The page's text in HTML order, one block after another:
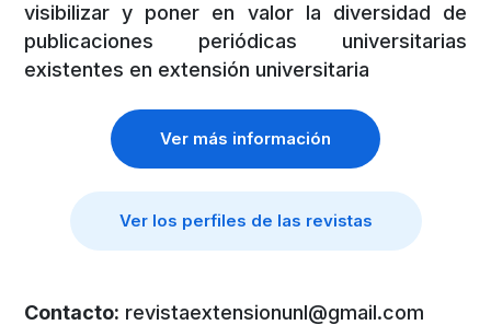
visibilizar y poner en valor la diversidad de
publicaciones periódicas universitarias
existentes en extensión universitaria
Ver más información
Ver los perfiles de las revistas
Contacto: revistaextensionunl@gmail.com